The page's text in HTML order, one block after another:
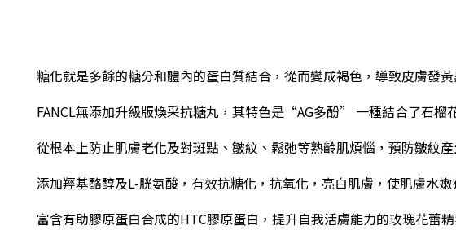
糖化就是多餘的糖分和體內的蛋白質結合，從而變成褐色，導致皮膚發
FANCL無添加升級版煥采抗糖丸 ， 其特色是“AG多酚” 一種結合了石榴
從根本上防止肌膚老化及對斑點、皺紋、鬆弛等熟齡肌煩惱，預防皺紋
添加羥基酪醇及L-胱氨酸，有效抗糖化，抗氧化，亮白肌膚，使肌膚水
富含有助膠原蛋白合成的HTC膠原蛋白，提升自我活膚能力的玫瑰花蕾